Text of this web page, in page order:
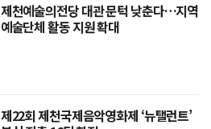
제천예술의전당 대관 문턱 낮춘다…지역
예술단체 활동 지원 확대
제22회 제천국제음악영화제 ‘뉴탤런트’